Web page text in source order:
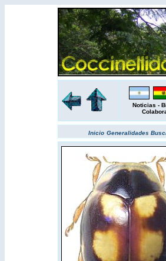
Noticias -
Inicio Generalidades